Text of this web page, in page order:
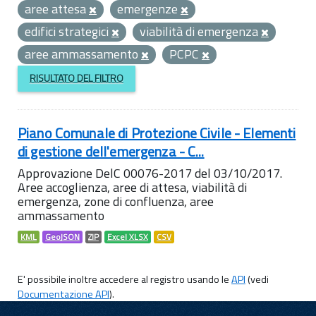
aree attesa
emergenze
edifici strategici
viabilità di emergenza
aree ammassamento
PCPC
RISULTATO DEL FILTRO
Piano Comunale di Protezione Civile - Elementi
di gestione dell'emergenza - C...
Approvazione DelC 00076-2017 del 03/10/2017.
Aree accoglienza, aree di attesa, viabilità di
emergenza, zone di confluenza, aree
ammassamento
KML GeoJSON ZIP Excel XLSX CSV
E' possibile inoltre accedere al registro usando leAPI(vedi
Documentazione API).